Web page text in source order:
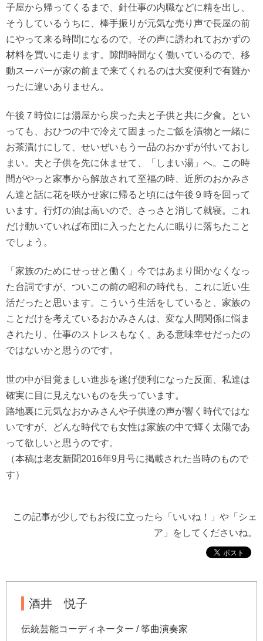
子屋から帰ってくるまで、針仕事の内職などに精を出し、
そうしているうちに、棒手振りが元気な売り声で長屋の前
にやって来る時間になるので、その声に誘われておかずの
材料を買いに走ります。隙間時間なく働いているので、移
動スーパーが家の前まで来てくれるのは大変便利で有難か
ったに違いありません。
午後７時位には湯屋から戻った夫と子供と共に夕食。とい
っても、おひつの中で冷えて固まったご飯を漬物と一緒に
お茶漬けにして、せいぜいもう一品のおかずが付いておし
まい。夫と子供を先に休ませて、「しまい湯」へ。この時
間がやっと家事から解放されて至福の時、近所のおかみさ
ん達と話に花を咲かせ家に帰ると頃には午後９時を回って
います。行灯の油は高いので、さっさと消して就寝。これ
だけ動いていれば布団に入ったとたんに眠りに落ちたこと
でしょう。
「家族のためにせっせと働く」今ではあまり聞かなくなっ
た台詞ですが、ついこの前の昭和の時代も、これに近い生
活だったと思います。こういう生活をしていると、家族の
ことだけを考えているおかみさんは、変な人間関係に悩ま
されたり、仕事のストレスもなく、ある意味幸せだったの
ではないかと思うのです。
世の中が目覚ましい進歩を遂げ便利になった反面、私達は
確実に目に見えないものを失っています。
路地裏に元気なおかみさんや子供達の声が響く時代ではな
いですが、どんな時代でも女性は家族の中で輝く太陽であ
って欲しいと思うのです。
（本稿は老友新聞2016年9月号に掲載された当時のもので
す）
この記事が少しでもお役に立ったら「いいね！」や「シェ
ア」をしてくださいね。
酒井 悦子
伝統芸能コーディネーター / 筝曲演奏家